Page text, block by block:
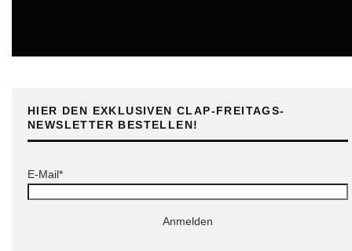
HIER DEN EXKLUSIVEN CLAP-FREITAGS-
NEWSLETTER BESTELLEN!
E-Mail*
Anmelden